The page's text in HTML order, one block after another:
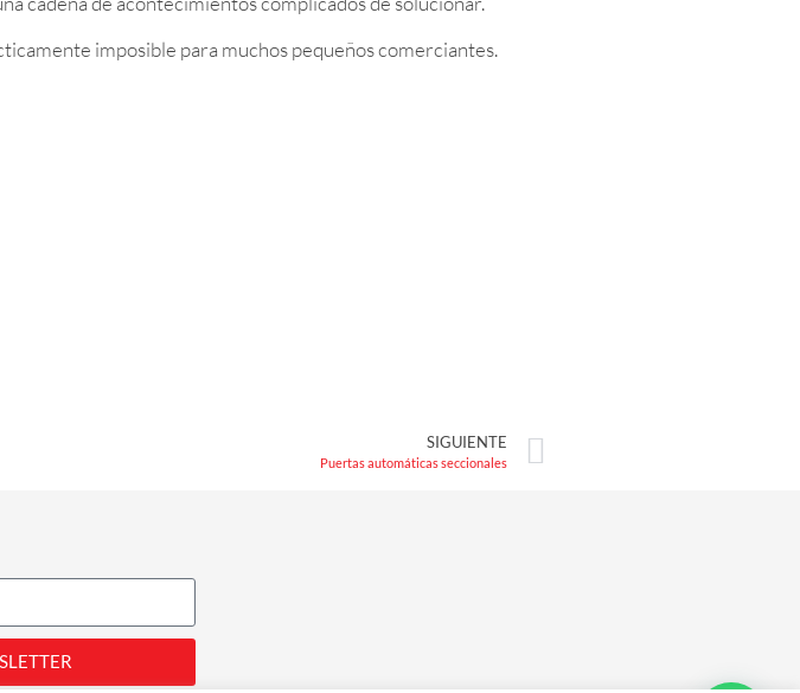
imposible para muchos pequeños comerciantes.
SIGUIENTE
Puertas automáticas seccionales